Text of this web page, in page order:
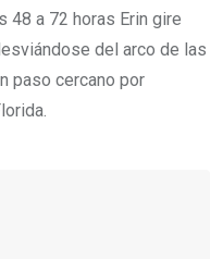
48 a 72 horas Erin gire
del arco de las
paso cercano por